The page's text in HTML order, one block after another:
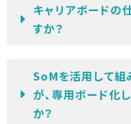
キャリアボードの
すか？
SoMを活用して組
が、専用ボード化
か？